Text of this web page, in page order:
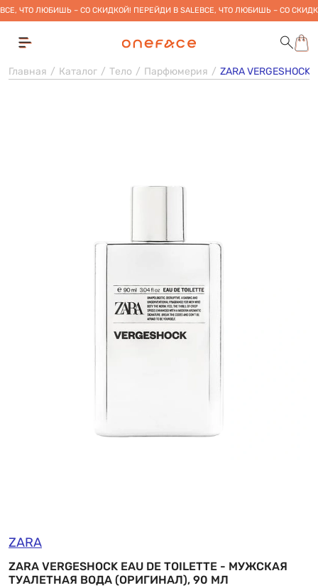
ВСЕ, ЧТО ЛЮБИШЬ – СО СКИДКОЙ! ПЕРЕЙДИ В SALEВСЕ, ЧТО ЛЮБИШЬ – СО
Главная Каталог Тело Парфюмерия ZARA
ZARA
ZARA VERGESHOCK EAU DE TOILETTE - МУЖСКАЯ
ТУАЛЕТНАЯ ВОДА (ОРИГИНАЛ), 90 МЛ